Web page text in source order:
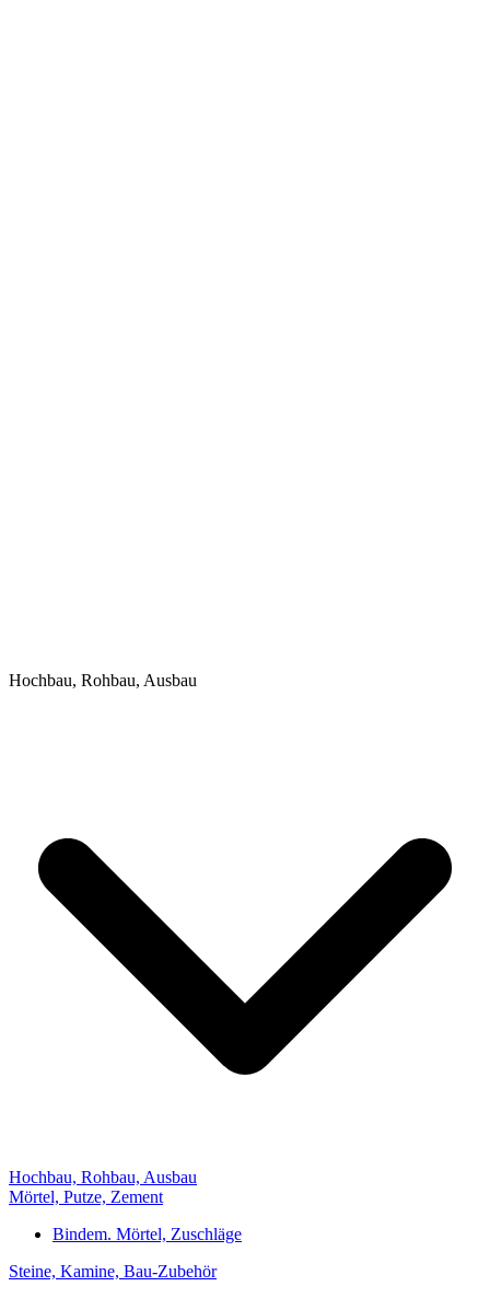
Hochbau, Rohbau, Ausbau
Hochbau, Rohbau, Ausbau
Mörtel, Putze, Zement
Bindem. Mörtel, Zuschläge
Steine, Kamine, Bau-Zubehör